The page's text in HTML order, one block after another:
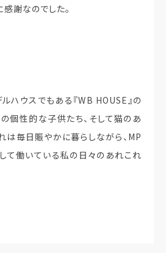
謝なのでした。
ハウスでもある『WB HOUSE』の
個性的な子供たち、そして猫のあ
は毎日賑やかに暮らしながら、MP
て働いている私の日々のあれこれ